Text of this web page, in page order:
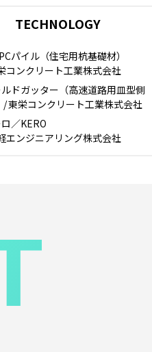
TECHNOLOGY
パイル（住宅用杭基礎材）
コンクリート工業株式会社
ドガッター（高速道路用皿型側
東栄コンクリート工業株式会社
／KERO
エンジニアリング株式会社